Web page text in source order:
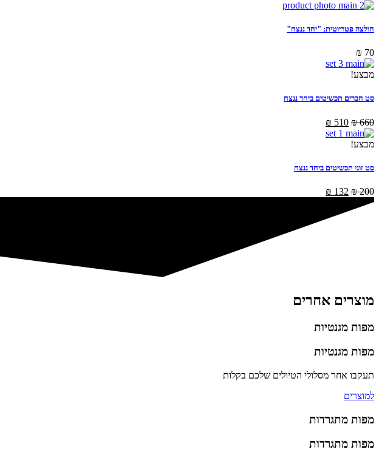
חולצה פטריוטית: "יחד ננצח"
₪ 70
מבצע!
סט חברים תכשיטים ביחד ננצח
₪660
₪ 510
מבצע!
סט זוגי תכשיטים ביחד ננצח
₪200
₪ 132
מוצרים אחרים
מפות מגנטיות
מפות מגנטיות
תעקבו אחר מסלולי הטיולים שלכם בקלות
למוצרים
מפות מתגרדות
מפות מתגרדות